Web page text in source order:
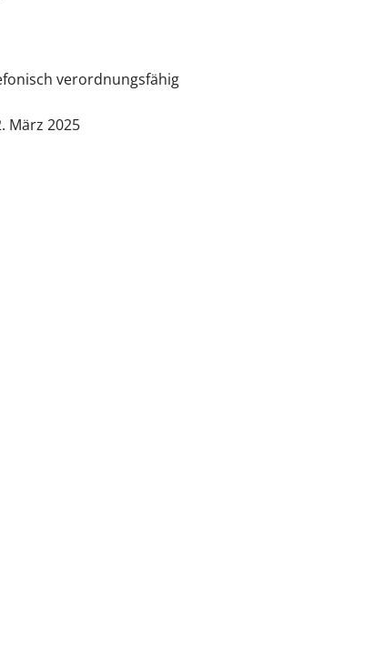
verordnungsfähig
März 2025